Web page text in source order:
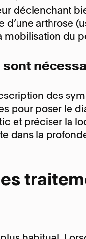
Lundi –
Lundi –
déclenchant
d’une arthrose
mobilisation du
sont
des
pour poser le
et préciser la
dans la